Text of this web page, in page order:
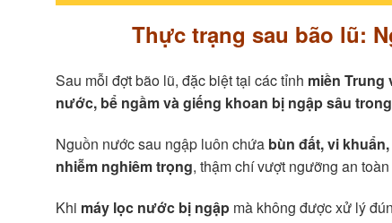
Thực trạng sau bão lũ:
Sau mỗi đợt bão lũ, đặc biệt tại các tỉnh miền Trung
nước, bể ngầm và giếng khoan bị ngập sâu
Nguồn nước sau ngập luôn chứa bùn đất, vi
nhiễm nghiêm trọng, thậm chí vượt ngưỡng an
Khi máy lọc nước bị ngập mà không được xử lý